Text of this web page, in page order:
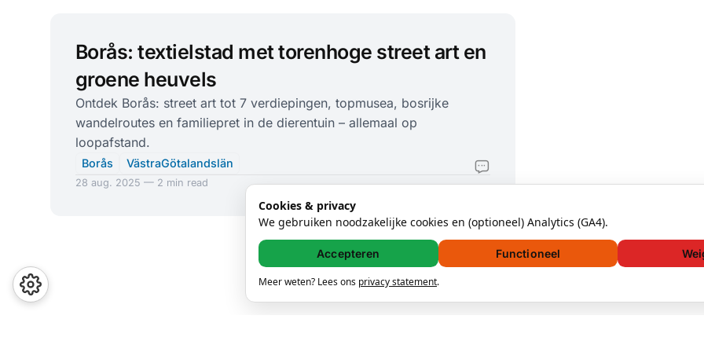
Borås: textielstad met torenhoge street art en
groene heuvels
Ontdek Borås: street art tot 7 verdiepingen, topmusea, bosrijke
wandelroutes en familiepret in de dierentuin – allemaal op
loopafstand.
Borås VästraGötalandslän
28 aug. 2025 — 2 min read
Cookies & privacy
We gebruiken noodzakelijke cookies en (optioneel) Analytics (GA4).
Accepteren Functioneel
Meer weten? Lees ons privacy statement.